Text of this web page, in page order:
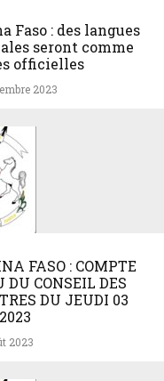
Faso : des langues
seront comme
officielles
2023
FASO : COMPTE
DU CONSEIL DES
DU JEUDI 03
2023